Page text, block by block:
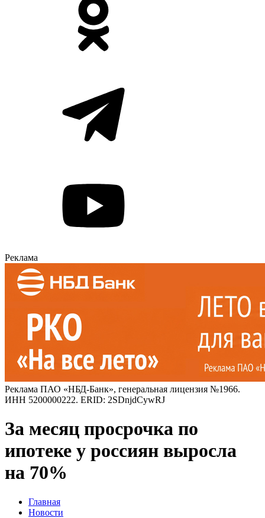
Реклама
Реклама ПАО «НБД-Банк», генеральная лицензия №1966.
ИНН 5200000222. ERID: 2SDnjdCywRJ
За месяц просрочка по
ипотеке у россиян выросла
на 70%
Главная
Новости